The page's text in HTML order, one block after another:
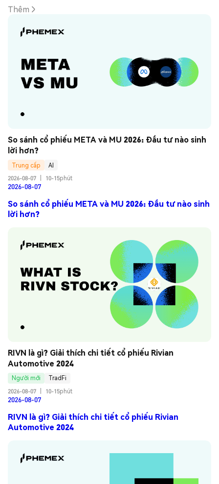
Thêm
So sánh cổ phiếu META và MU 2026: Đầu tư nào sinh
lời hơn?
Trung cấp
AI
2026-08-07
10-15phút
2026-08-07
So sánh cổ phiếu META và MU 2026: Đầu tư nào sinh
lời hơn?
RIVN là gì? Giải thích chi tiết cổ phiếu Rivian
Automotive 2024
Người mới
TradFi
2026-08-07
10-15phút
2026-08-07
RIVN là gì? Giải thích chi tiết cổ phiếu Rivian
Automotive 2024